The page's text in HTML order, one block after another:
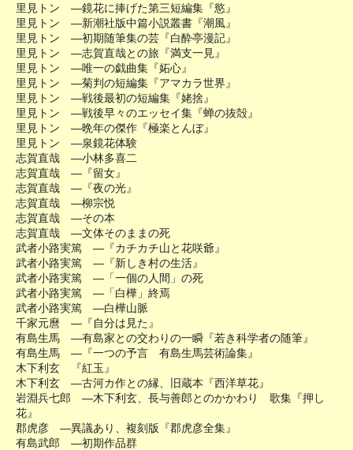
里見トン ―鏡花に捧げた第三短編集『慾』
里見トン ―新潮社版中篇小説叢書『潮風』
里見トン ―初期随筆集の芸『白酔亭漫記』
里見トン ―志賀直哉との旅『満支一見』
里見トン ―唯一の戯曲集『妬心』
里見トン ―菊判の短編集『アマカラ世界』
里見トン ―戦後最初の短編集『姥捨』
里見トン ―戦後早々のエッセイ集『蝉の抜殻』
里見トン ―晩年の傑作『極楽とんぼ』
里見トン ―泉鏡花体験
志賀直哉 ―小林多喜二
志賀直哉 ―『留女』
志賀直哉 ―『夜の光』
志賀直哉 ―柳宗悦
志賀直哉 ―その本
志賀直哉 ―文体そのままの死
武者小路実篤 ―『カチカチ山と花咲爺』
武者小路実篤 ―『新しき村の生活』
武者小路実篤 ―「一個の人間」の死
武者小路実篤 ―「白樺」終焉
武者小路実篤 ―白樺山脈
千家元麿 ―『自分は見た』
有島生馬 ―有島家との交わりの一瞬『若き科学者の随筆』
有島生馬 ―『一つの予言 有島生馬芸術論集』
木下利玄 『紅玉』
木下利玄 ―古河カ作との縁、旧蔵本『西洋草花』
岩淵兵七郎 ―木下利玄、長与善郎とのかかわり 歌集『押し
花』
郡虎彦 ―異議あり、複刻版『郡虎彦全集』
有島武郎 ―初期作品群